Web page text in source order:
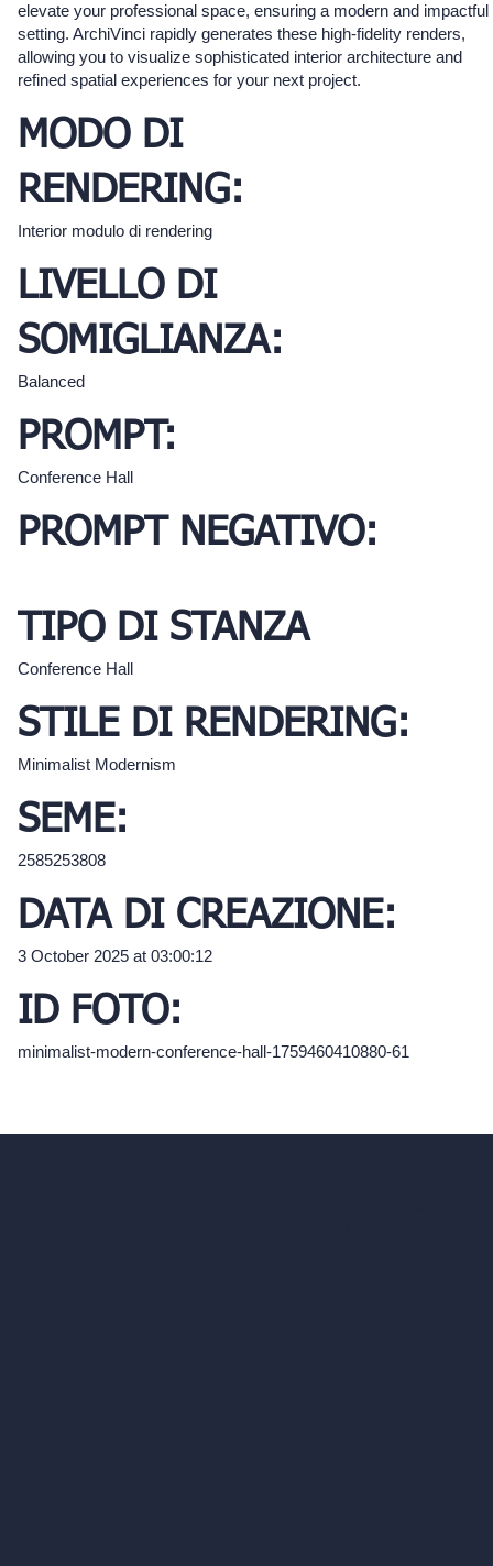
elevate your professional space, ensuring a modern and impactful
setting. ArchiVinci rapidly generates these high-fidelity renders,
allowing you to visualize sophisticated interior architecture and
refined spatial experiences for your next project.
MODO DI
RENDERING:
Interior modulo di rendering
LIVELLO DI
SOMIGLIANZA:
Balanced
PROMPT:
Conference Hall
PROMPT NEGATIVO:
TIPO DI STANZA
Conference Hall
STILE DI RENDERING:
Minimalist Modernism
SEME:
2585253808
DATA DI CREAZIONE:
3 October 2025 at 03:00:12
ID FOTO:
minimalist-modern-conference-hall-1759460410880-61